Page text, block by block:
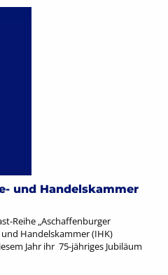
und Handelskammer
Reihe „Aschaffenburger
Handelskammer (IHK)
Jahr ihr 75-jähriges Jubiläum